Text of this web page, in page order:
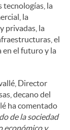
tecnologías, la
la
privadas, la
el
en el futuro y la
Director
decano del
ha comentado
de la sociedad
económico y